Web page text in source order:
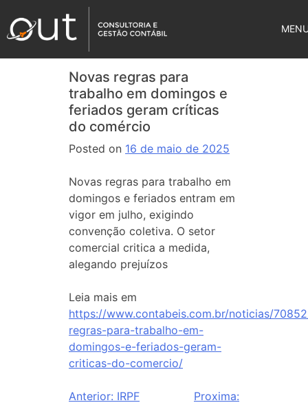
Novas regras para
trabalho em domingos e
feriados geram críticas
do comércio
Posted on 16 de maio de 2025
Novas regras para trabalho em
domingos e feriados entram em
vigor em julho, exigindo
convenção coletiva. O setor
comercial critica a medida,
alegando prejuízos
Leia mais em
https://www.contabeis.com.br/noticias/
regras-para-trabalho-em-
domingos-e-feriados-geram-
criticas-do-comercio/
Anterior: IRPF
Proxima: